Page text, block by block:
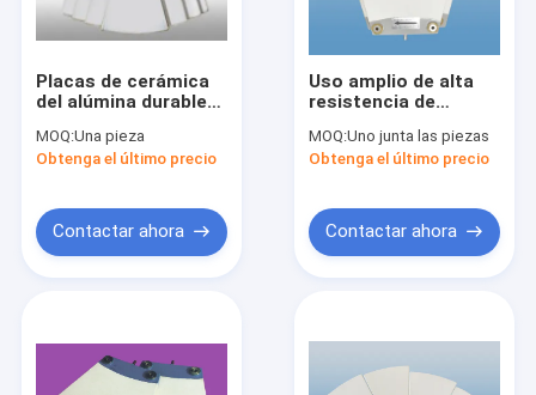
Placas de cerámica
del alúmina durable
cerámica para la
máquina de cerámica
MOQ:Una pieza
Obtenga el último precio
Contactar ahora
Uso amplio de alta
resistencia de
de filtro del sector
industrial
MOQ:Uno junta las piezas
Obtenga el último precio
Contactar ahora